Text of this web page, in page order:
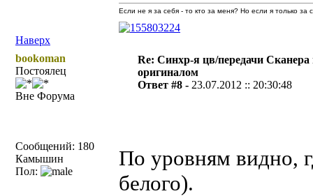
Наверх
Если не я за себя - то кто за меня? Но если я только
bookoman
Постоялец
Вне Форума
Сообщений: 180
Камышин
Пол:
Re: Синхр-я цв/передачи
оригиналом
Ответ #8 - 23.07.2012 :: 20:30:48
По уровням видно,
белого).